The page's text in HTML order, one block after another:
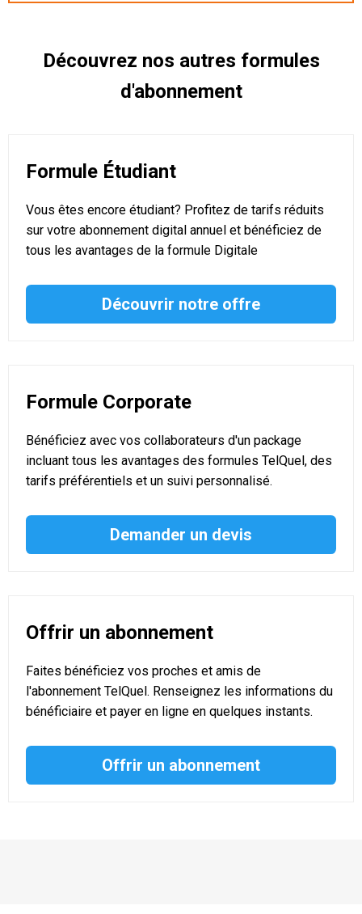
Des informations confidentielles résérvées aux
Découvrez nos autres formules
d'abonnement
Formule Étudiant
Vous êtes encore étudiant? Profitez de tarifs réduits
sur votre abonnement digital annuel et bénéficiez de
tous les avantages de la formule Digitale
Découvrir notre offre
Formule Corporate
Bénéficiez avec vos collaborateurs d'un package
incluant tous les avantages des formules TelQuel, des
tarifs préférentiels et un suivi personnalisé.
Demander un devis
Offrir un abonnement
Faites bénéficiez vos proches et amis de
l'abonnement TelQuel. Renseignez les informations du
bénéficiaire et payer en ligne en quelques instants.
Offrir un abonnement